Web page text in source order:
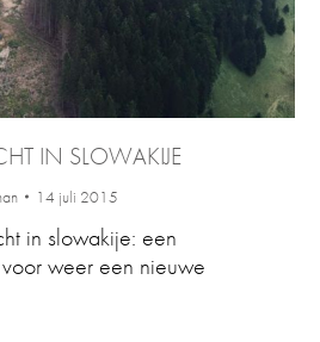
IN SLOWAKIJE
14 juli 2015
in slowakije: een
weer een nieuwe